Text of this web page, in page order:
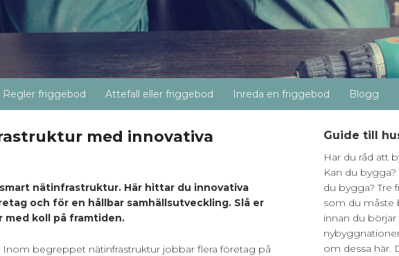
Regler friggebod Attefall eller friggebod Inreda en friggebod Blogg
med innovativa
nätinfrastruktur. Här hittar du innovativa
och för en hållbar samhällsutveckling. Slå er
med koll på framtiden.
Inom begreppet nätinfrastruktur jobbar flera företag på
Guide till
Har du råd att
Kan du bygga?
du bygga? Tre
som du måste
innan du
om dessa här.